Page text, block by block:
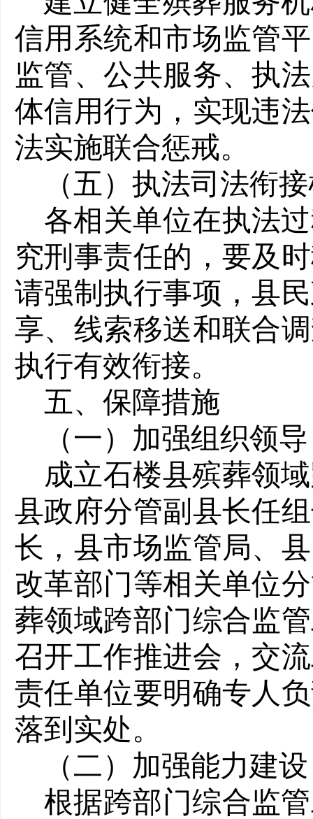
信用系统和市场监管
监管、公共服务、执
体信用行为，实现违
法实施联合惩戒。
（五）执法司法衔
各相关单位在执法
究刑事责任的，要及
请强制执行事项，县
享、线索移送和联合
执行有效衔接。
五、保障措施
（一）加强组织领导
成立石楼县殡葬领
县政府分管副县长任
长，县市场监管局、
改革部门等相关单位
葬领域跨部门综合监
召开工作推进会，交
责任单位要明确专人
落到实处。
（二）加强能力建设
根据跨部门综合监